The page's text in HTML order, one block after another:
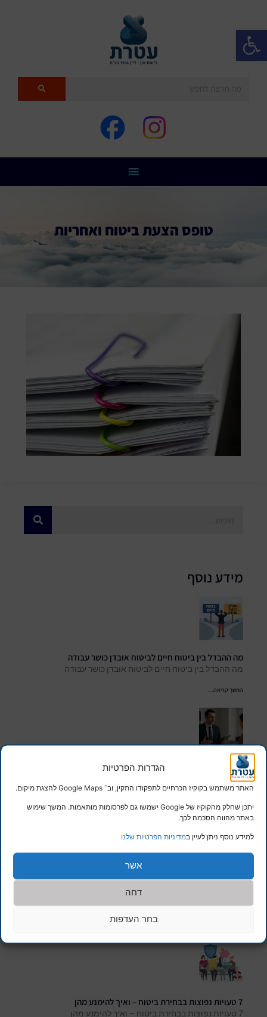
פתח סרגל נגישות
הגדרות הפרטיות
האתר משתמש בקוקיז הכרחיים לתפקודו התקין, וב־ Google Maps להצגת מיקום.
יתכן שחלק מהקוקיז של Google ישמשו גם לפרסומות מותאמות. המשך שימוש
באתר מהווה הסכמה לכך.
למידע נוסף ניתן לעיין במדיניות הפרטיות שלנו
אשר
דחה
בחר העדפות
טופס הצעת ביטוח ואחריות
מידע נוסף
מה ההבדל בין ביטוח חיים לביטוח אובדן כושר עבודה
מה ההבדל בין ביטוח חיים לביטוח אובדן כושר עבודה
המשך קריאה...
ביטוח אחריות מקצועית
ביטוח אחריות מקצועית
ביטוח סייבר לעסקים – ההגנה שאתה חייב בעידן הדיגיטלי | עטרת
7 טעויות נפוצות בבחירת ביטוח – ואיך להימנע מהן
7 טעויות נפוצות בבחירת ביטוח – ואיך להימנע מהן